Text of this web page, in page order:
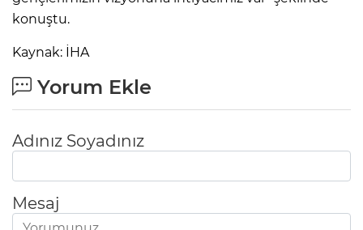
konuştu.
Kaynak: İHA
Yorum Ekle
Adınız Soyadınız
Mesaj